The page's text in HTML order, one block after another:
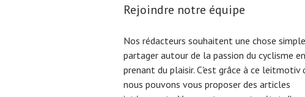
Rejoindre notre équipe
Nos rédacteurs souhaitent une chose
partager autour de la passion du cyclisme en
prenant du plaisir. C'est grâce à ce leitmotiv
nous pouvons vous proposer des articles